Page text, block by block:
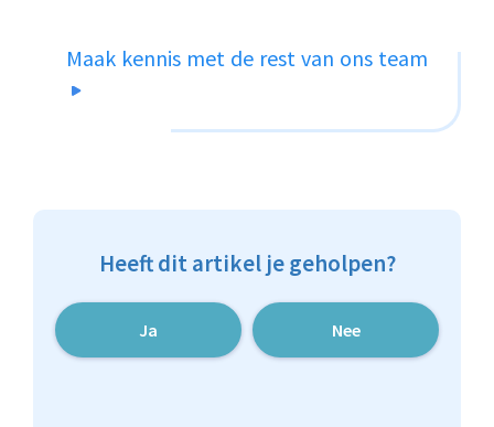
Maak kennis met de rest van ons team
Heeft dit artikel je geholpen?
Ja Nee